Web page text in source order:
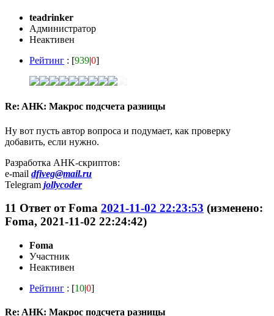
teadrinker
Администратор
Неактивен
Рейтинг : [939|0]
Re: AHK: Макрос подсчета разницы
Ну вот пусть автор вопроса и подумает, как проверку
добавить, если нужно.
Разработка AHK-скриптов:
e-mail dfiveg@mail.ru
Telegram jollycoder
11 Ответ отFoma 2021-11-02 22:23:53 (изменено:
Foma, 2021-11-02 22:24:42)
Foma
Участник
Неактивен
Рейтинг : [10|0]
Re: AHK: Макрос подсчета разницы